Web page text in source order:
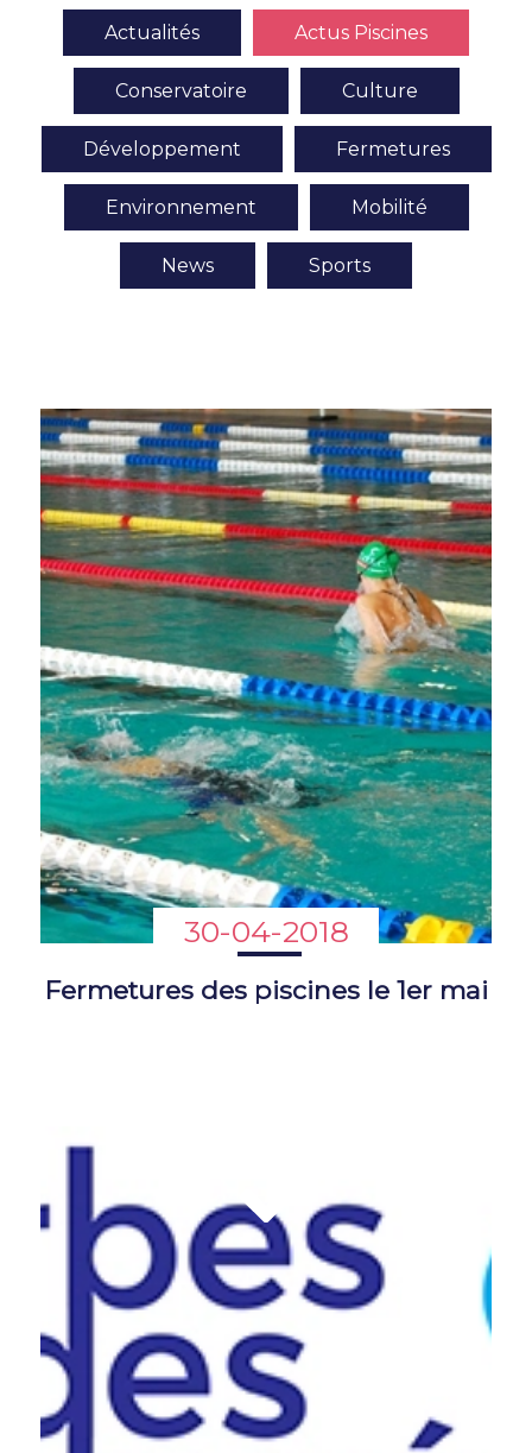
Actualités Actus Piscines
Conservatoire Culture
Développement Fermetures
Environnement Mobilité
News Sports
30-04-2018
Fermetures des piscines le 1er mai